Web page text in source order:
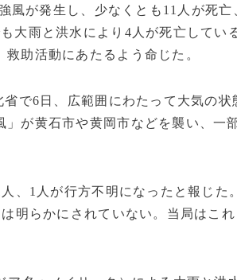
風が発生し、少なくとも11人が死亡
大雨と洪水により4人が死亡してい
助活動にあたるよう命じた。
で6日、広範囲にわたって大気の状
が黄石市や黄岡市などを襲い、一
、1人が行方不明になったと報じた
明らかにされていない。当局はこ